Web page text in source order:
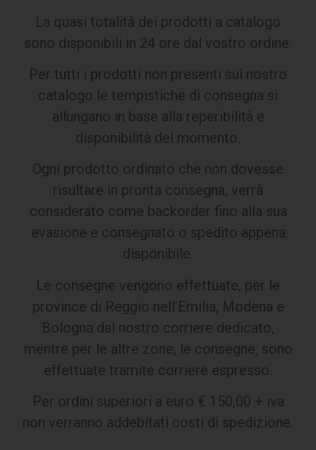
La quasi totalità dei prodotti a catalogo
sono disponibili in 24 ore dal vostro ordine.
Per tutti i prodotti non presenti sul nostro
catalogo le tempistiche di consegna si
allungano in base alla reperibilità e
disponibilità del momento.
Ogni prodotto ordinato che non dovesse
risultare in pronta consegna, verrà
considerato come backorder fino alla sua
evasione e consegnato o spedito appena
disponibile.
Le consegne vengono effettuate, per le
province di Reggio nell’Emilia, Modena e
Bologna dal nostro corriere dedicato,
mentre per le altre zone, le consegne, sono
effettuate tramite corriere espresso.
Per ordini superiori a euro € 150,00 + iva
non verranno addebitati costi di spedizione.